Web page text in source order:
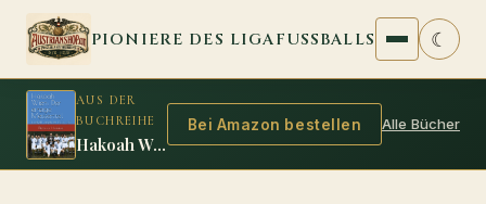
Zum Inhalt springen
PIONIERE DES LIGAFUSSBALLS ☾
AUS DER
BUCHREIHE
Hakoah Wien: Der einzige Meistertitel
Bei Amazon bestellen Alle Bücher